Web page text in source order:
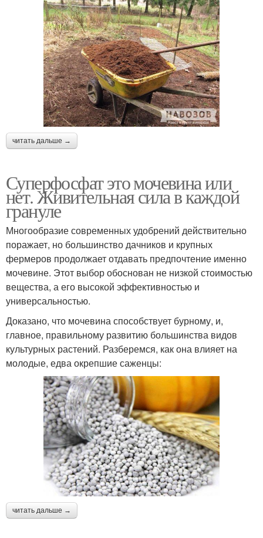
Комплексные
удобрения
Удобрения для капусты
Калийные удобрения Удобрения для сада
Удобрения для огорода
Удобрение для огорода
Удобрения для
подкормки
Безопасные удобрения
Удобрения для садовых
цветов
Удобрения для цветов Весенний удобрение
Удобрения по форме
Удобрения для
раскисления
Долгоиграющие
удобрения
Подобные удобрения
Гранулированное
читать дальше →
Суперфосфат это мочевина или
нет. Живительная сила в каждой
грануле
Многообразие современных удобрений действительно
поражает, но большинство дачников и крупных
фермеров продолжает отдавать предпочтение именно
мочевине. Этот выбор обоснован не низкой стоимостью
вещества, а его высокой эффективностью и
универсальностью.
Доказано, что мочевина способствует бурному, и,
главное, правильному развитию большинства видов
культурных растений. Разберемся, как она влияет на
молодые, едва окрепшие саженцы:
читать дальше →